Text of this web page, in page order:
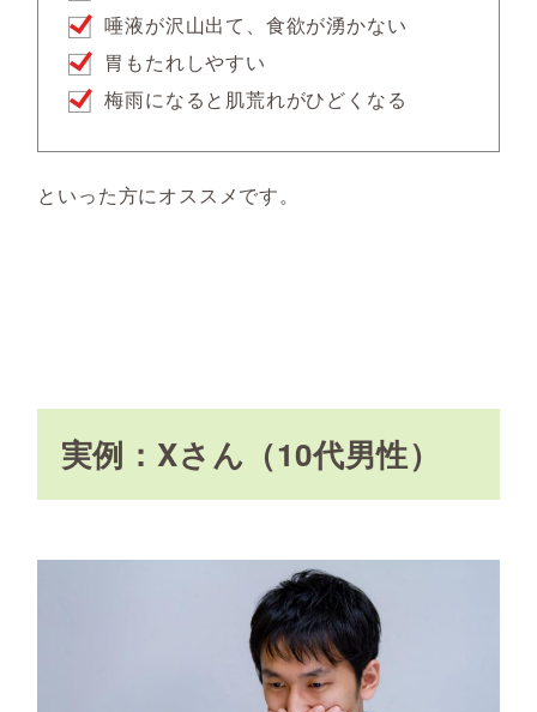
唾液が沢山出て、食欲が湧かない
胃もたれしやすい
梅雨になると肌荒れがひどくなる
といった方にオススメです。
実例：Xさん（10代男性）